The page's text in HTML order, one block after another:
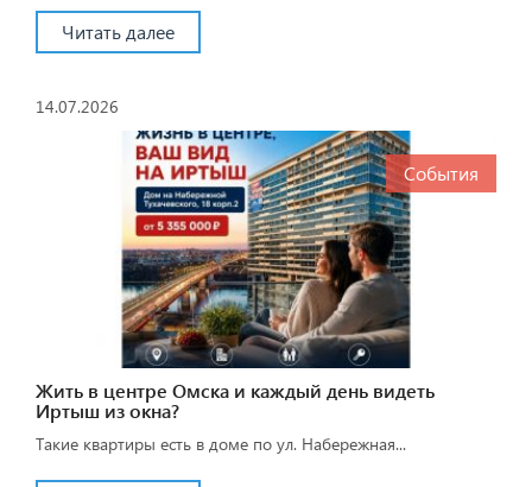
Читать далее
14.07.2026
События
Жить в центре Омска и каждый день видеть
Иртыш из окна?
Такие квартиры есть в доме по ул. Набережная...